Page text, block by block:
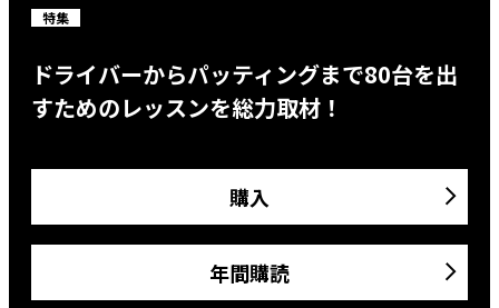
特集
ドライバーからパッティングまで80台を出
すためのレッスンを総力取材！
購入
年間購読